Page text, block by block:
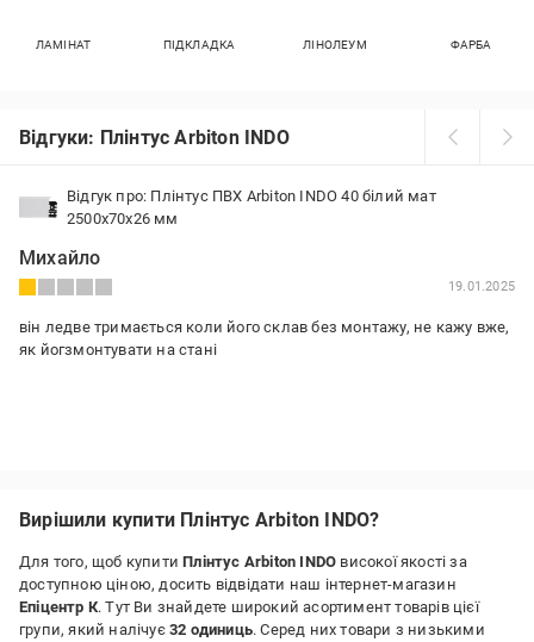
ЛАМІНАТ ПІДКЛАДКА ЛІНОЛЕУМ ФАРБА
Відгуки: Плінтус Arbiton INDO
Відгук про: Плінтус ПВХ Arbiton INDO 40 білий мат
2500х70x26 мм
Михайло
19.01.2025
він ледве тримається коли його склав без монтажу, не кажу вже,
як йогзмонтувати на стані
Вирішили купити Плінтус Arbiton INDO?
Для того, щоб купитиПлінтус Arbiton INDO високої якості за
доступною ціною, досить відвідати наш інтернет-магазин
Епіцентр К. Тут Ви знайдете широкий асортимент товарів цієї
групи, який налічує 32 одиниць. Серед них товари з низькими